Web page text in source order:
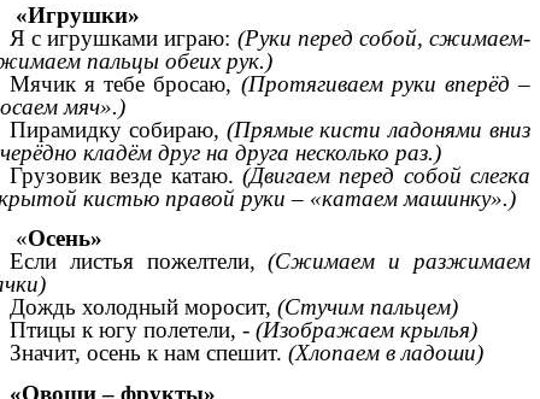
«Игрушки»
Я с игрушками играю: (Руки перед собой, сжимаем-
пальцы обеих рук.)
Мячик я тебе бросаю, (Протягиваем руки вперёд –
мяч».)
Пирамидку собираю, (Прямые кисти ладонями вниз
кладём друг на друга несколько раз.)
Грузовик везде катаю. (Двигаем перед собой слегка
кистью правой руки – «катаем машинку».)
«Осень»
Если листья пожелтели,(Сжимаем и разжимаем
Дождь холодный моросит, (Стучим пальцем)
Птицы к югу полетели, - (Изображаем крылья)
Значит, осень к нам спешит. (Хлопаем в ладоши)
«Овощи – фрукты»